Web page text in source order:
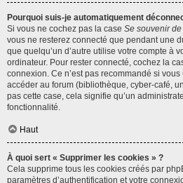
Pourquoi suis-je automatiquement
Si vous ne cochez pas la case Se souvenir
vous ne resterez connecté que pendant une
que quelqu’un d’autre utilise votre compte à
ordinateur. Pour rester connecté, cochez la
connexion. Ce n’est pas recommandé si
accéder au forum (bibliothèque, cyber-café,
pas cette case, cela signifie qu’un
fonctionnalité.
Haut
À quoi sert « Supprimer les cookies » ?
Cela supprime tous les cookies créés par
paramètres d’authentification et votre